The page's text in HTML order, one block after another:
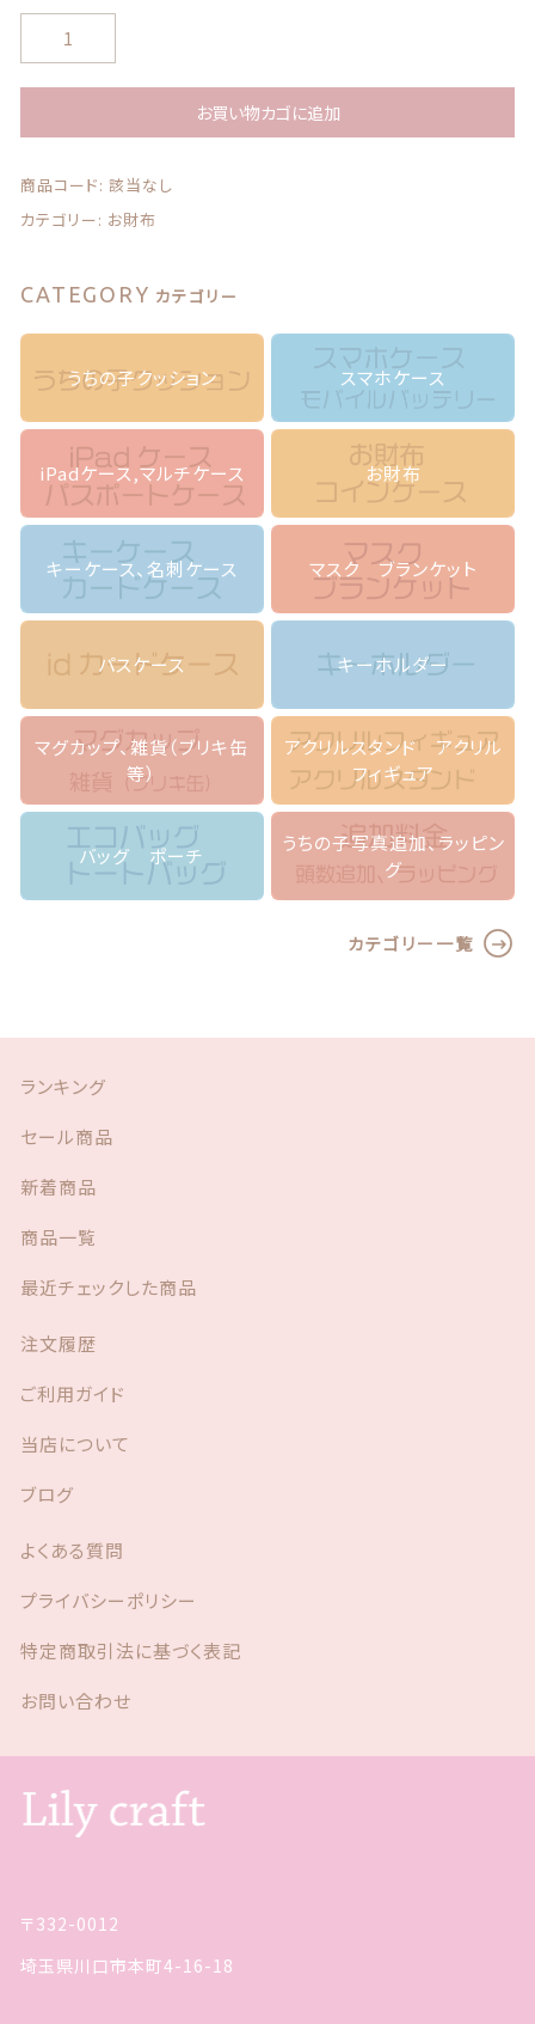
ち
の
の
真
で
2
折
布
ア
ン
ー
ク
ワ
お買い物カゴに追加
商品コード: 該当なし
カテゴリー: お財布
CATEGORY カテゴリー
うちの子クッション スマホケース
iPadケース,マルチケース お財布
キーケース、名刺ケース マスク ブランケット
パスケース キーホルダー
マグカップ、雑貨（ブリキ缶
等）
アクリルスタンド アクリル
フィギュア
バッグ ポーチ
うちの子写真追加、ラッピン
グ
カテゴリー一覧
ランキング
セール商品
新着商品
商品一覧
最近チェックした商品
注文履歴
ご利用ガイド
当店について
ブログ
よくある質問
プライバシーポリシー
特定商取引法に基づく表記
お問い合わせ
〒332-0012
埼玉県川口市本町4-16-18